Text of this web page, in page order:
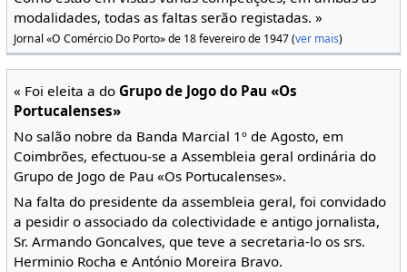
modalidades, todas as faltas serão registadas. »
Jornal «O Comércio Do Porto» de 18 fevereiro de 1947 (ver mais)
« Foi eleita a doGrupo de Jogo do Pau «Os
Portucalenses»
No salão nobre da Banda Marcial 1º de Agosto, em
Coimbrões, efectuou-se a Assembleia geral ordinária do
Grupo de Jogo de Pau «Os Portucalenses».
Na falta do presidente da assembleia geral, foi convidado
a pesidir o associado da colectividade e antigo jornalista,
Sr. Armando Goncalves, que teve a secretaria-lo os srs.
Herminio Rocha e António Moreira Bravo.